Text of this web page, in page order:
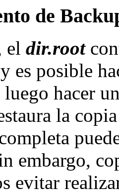
de
eldir.root
es posible
hacer
la
embargo,
evitar